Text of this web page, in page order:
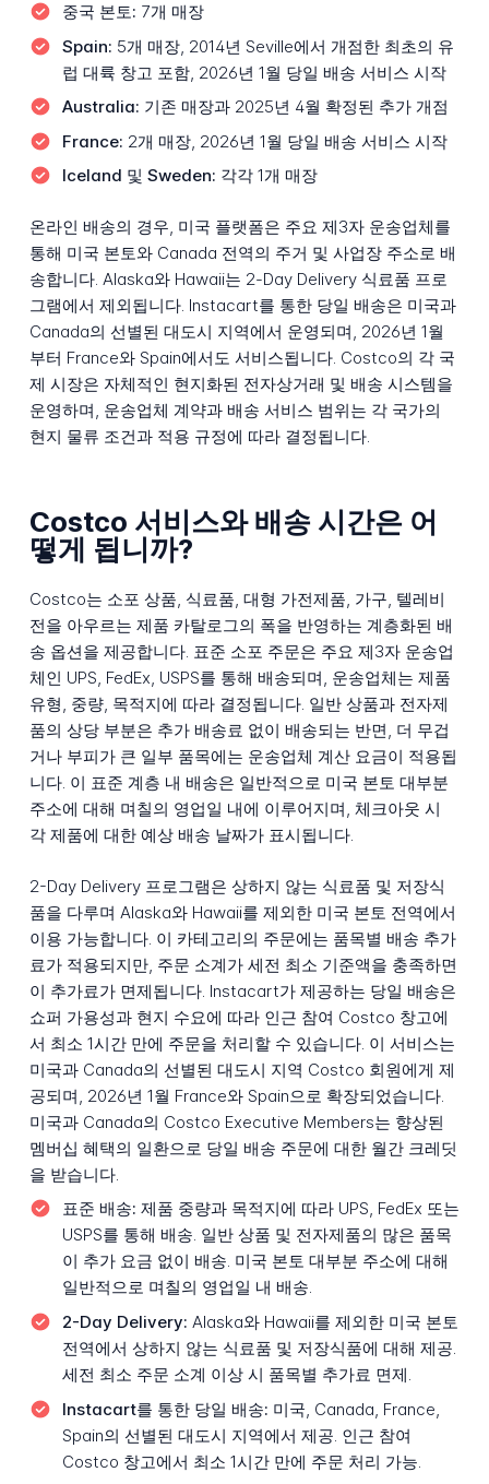
중국 본토: 7개 매장
Spain: 5개 매장, 2014년 Seville에서 개점한 최초의 유
럽 대륙 창고 포함, 2026년 1월 당일 배송 서비스 시작
Australia: 기존 매장과 2025년 4월 확정된 추가 개점
France: 2개 매장, 2026년 1월 당일 배송 서비스 시작
Iceland 및 Sweden: 각각 1개 매장
온라인 배송의 경우, 미국 플랫폼은 주요 제3자 운송업체를
통해 미국 본토와 Canada 전역의 주거 및 사업장 주소로 배
송합니다. Alaska와 Hawaii는 2-Day Delivery 식료품 프로
그램에서 제외됩니다. Instacart를 통한 당일 배송은 미국과
Canada의 선별된 대도시 지역에서 운영되며, 2026년 1월
부터 France와 Spain에서도 서비스됩니다. Costco의 각 국
제 시장은 자체적인 현지화된 전자상거래 및 배송 시스템을
운영하며, 운송업체 계약과 배송 서비스 범위는 각 국가의
현지 물류 조건과 적용 규정에 따라 결정됩니다.
Costco 서비스와 배송 시간은 어
떻게 됩니까?
Costco는 소포 상품, 식료품, 대형 가전제품, 가구, 텔레비
전을 아우르는 제품 카탈로그의 폭을 반영하는 계층화된 배
송 옵션을 제공합니다. 표준 소포 주문은 주요 제3자 운송업
체인 UPS, FedEx, USPS를 통해 배송되며, 운송업체는 제품
유형, 중량, 목적지에 따라 결정됩니다. 일반 상품과 전자제
품의 상당 부분은 추가 배송료 없이 배송되는 반면, 더 무겁
거나 부피가 큰 일부 품목에는 운송업체 계산 요금이 적용됩
니다. 이 표준 계층 내 배송은 일반적으로 미국 본토 대부분
주소에 대해 며칠의 영업일 내에 이루어지며, 체크아웃 시
각 제품에 대한 예상 배송 날짜가 표시됩니다.
2-Day Delivery 프로그램은 상하지 않는 식료품 및 저장식
품을 다루며 Alaska와 Hawaii를 제외한 미국 본토 전역에서
이용 가능합니다. 이 카테고리의 주문에는 품목별 배송 추가
료가 적용되지만, 주문 소계가 세전 최소 기준액을 충족하면
이 추가료가 면제됩니다. Instacart가 제공하는 당일 배송은
쇼퍼 가용성과 현지 수요에 따라 인근 참여 Costco 창고에
서 최소 1시간 만에 주문을 처리할 수 있습니다. 이 서비스는
미국과 Canada의 선별된 대도시 지역 Costco 회원에게 제
공되며, 2026년 1월 France와 Spain으로 확장되었습니다.
미국과 Canada의 Costco Executive Members는 향상된
멤버십 혜택의 일환으로 당일 배송 주문에 대한 월간 크레딧
을 받습니다.
표준 배송: 제품 중량과 목적지에 따라 UPS, FedEx 또는
USPS를 통해 배송. 일반 상품 및 전자제품의 많은 품목
이 추가 요금 없이 배송. 미국 본토 대부분 주소에 대해
일반적으로 며칠의 영업일 내 배송.
2-Day Delivery: Alaska와 Hawaii를 제외한 미국 본토
전역에서 상하지 않는 식료품 및 저장식품에 대해 제공.
세전 최소 주문 소계 이상 시 품목별 추가료 면제.
Instacart를 통한 당일 배송: 미국, Canada, France,
Spain의 선별된 대도시 지역에서 제공. 인근 참여
Costco 창고에서 최소 1시간 만에 주문 처리 가능.